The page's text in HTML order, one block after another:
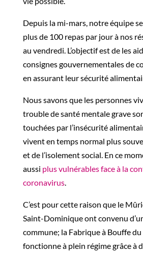
Depuis la mi-mars, notre équipe
plus de 100 repas par jour à nos
au vendredi. L’objectif est de les
consignes gouvernementales de
en assurant leur sécurité
Nous savons que les personnes
trouble de santé mentale grave
touchées par l’insécurité
vivent en temps normal plus
et de l’isolement social. En ce
aussi plus vulnérables face à la
coronavirus.
C’est pour cette raison que le
Saint-Dominique ont convenu
commune; la Fabrique à Bouffe
fonctionne à plein régime grâce à